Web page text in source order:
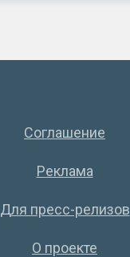
Соглашение
Реклама
Для пресс-релизов
О проекте